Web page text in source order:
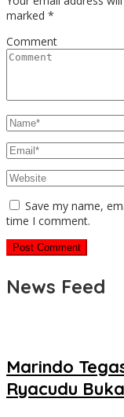
marked *
Comment
Save my name,
time I comment.
News Feed
Marindo
Ryacudu